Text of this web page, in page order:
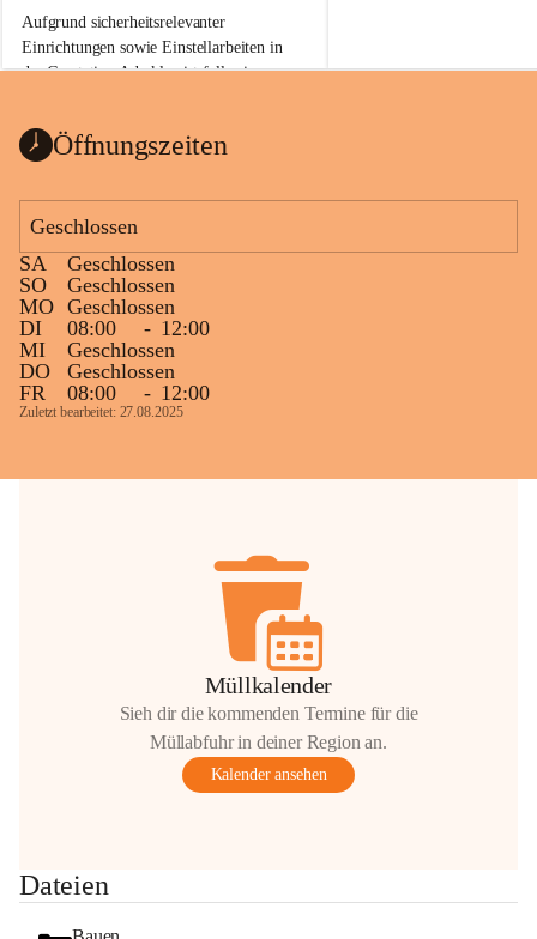
Aufgrund sicherheitsrelevanter
Einrichtungen sowie Einstellarbeiten in
der Gasstation Aderklaa ist fallweise
kommenden Tagen und Wochen wird
sein.
Die OMV Austria ist bemüht, für die
Bevölkerung ungewohnte, jedoch
technisch notwendige Betriebszustände so
kurz wie möglich zu halten.
Wir bitten daher die umliegende
Bevölkerung um Verständnis.
anrainer-service@omv.com
Bei Fragen, Anliegen oder Beschwerden.
Die OMV wird im Zuge von
Öffnungszeiten
Geschlossen
SA
Geschlossen
SO
Geschlossen
MO Geschlossen
DI
08:00 - 12:00
MI
Geschlossen
DO
Geschlossen
FR
08:00 - 12:00
Zuletzt bearbeitet: 27.08.2025
Müllkalender
Sieh dir die kommenden Termine für die
Müllabfuhr in deiner Region an.
Kalender ansehen
Dateien